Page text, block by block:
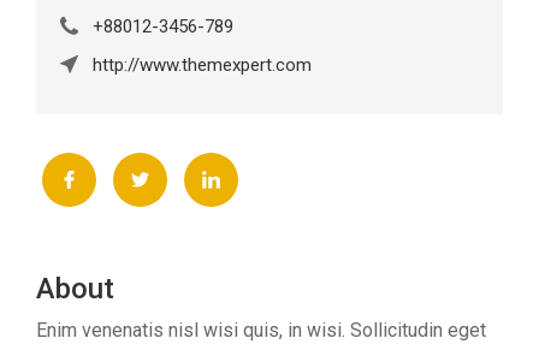
+88012-3456-789
http://www.themexpert.com
About
Enim venenatis nisl wisi quis, in wisi. Sollicitudin eget